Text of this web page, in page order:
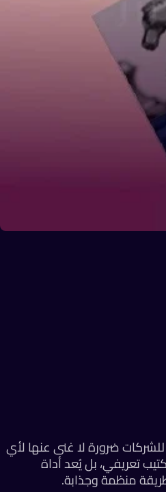
للشركات ضرورة لا غنى عنها لأي
تعريفي، بل يُعد أداة
منظمة وجذابة.